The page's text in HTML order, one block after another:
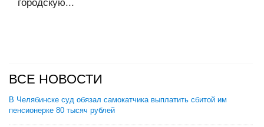
городскую...
ВСЕ НОВОСТИ
В Челябинске суд обязал самокатчика выплатить сбитой им
пенсионерке 80 тысяч рублей